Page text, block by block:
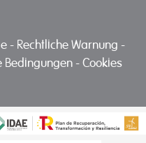
- Rechtliche Warnung -
Bedingungen -Cookies